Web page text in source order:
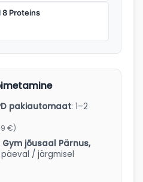
8 Proteins
pakiautomaat: 1–2
€)
Gym jõusaal Pärnus,
päeval / järgmisel